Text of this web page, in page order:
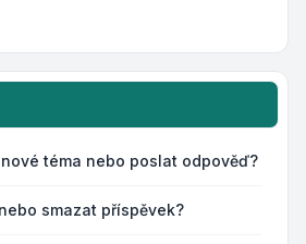
téma nebo poslat odpověď?
smazat příspěvek?